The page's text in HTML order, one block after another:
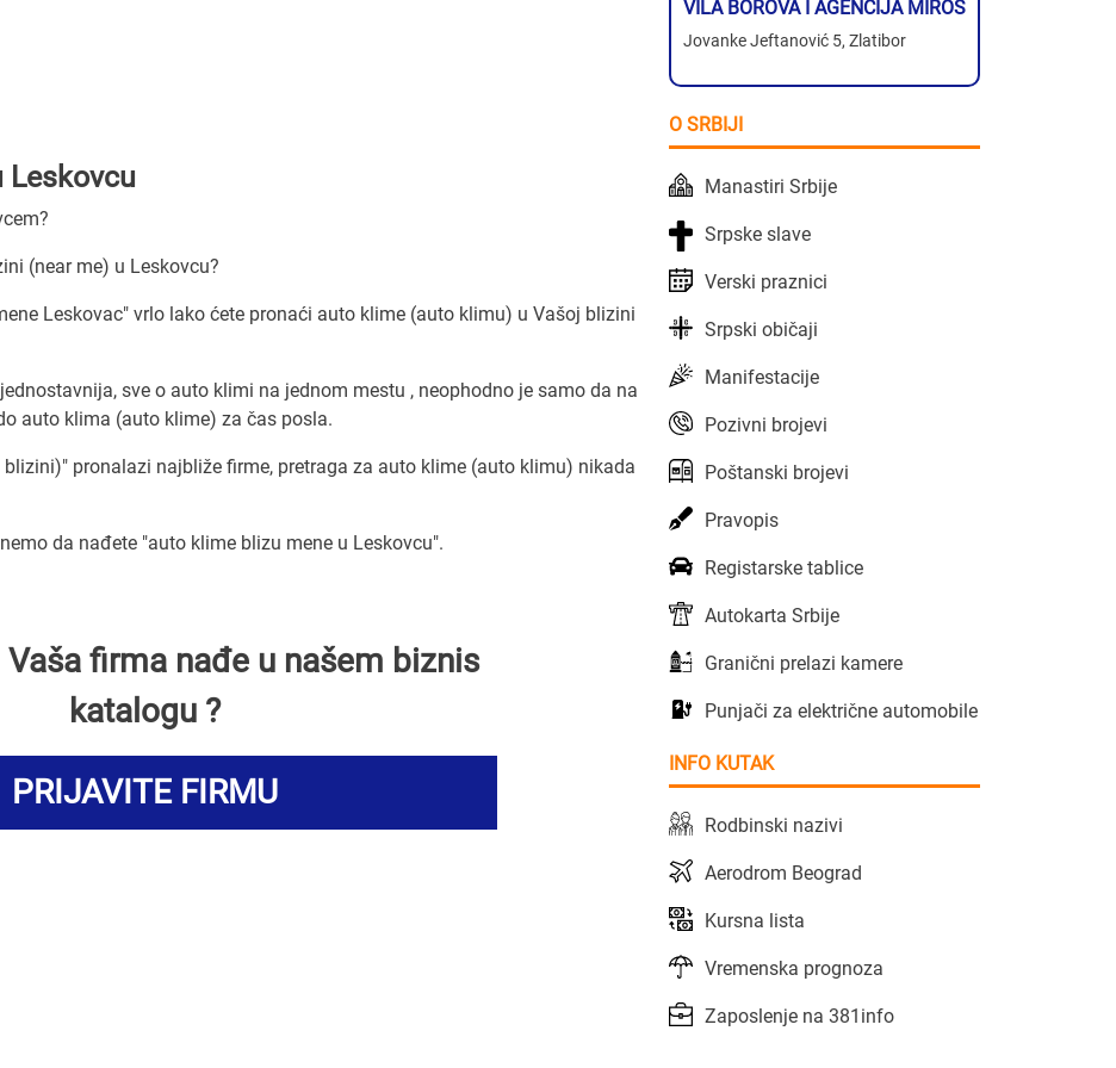
(near me) u Leskovcu?
Leskovac" vrlo lako ćete pronaći auto klime (auto klimu) u Vašoj blizini
sve o auto klimi na jednom mestu , neophodno je samo da na
auto klima (auto klime) za čas posla.
pronalazi najbliže firme, pretraga za auto klime (auto klimu) nikada
da nađete "auto klime blizu mene u Leskovcu".
firma nađe u našem biznis
katalogu ?
PRIJAVITE FIRMU
VILA BOROVA I AGENCIJA MIROS
Jovanke Jeftanović 5, Zlatibor
O SRBIJI
Manastiri Srbije
Srpske slave
Verski praznici
Srpski običaji
Manifestacije
Pozivni brojevi
Poštanski brojevi
Pravopis
Registarske tablice
Autokarta Srbije
Granični prelazi kamere
Punjači za električne automobile
INFO KUTAK
Rodbinski nazivi
Aerodrom Beograd
Kursna lista
Vremenska prognoza
Zaposlenje na 381info